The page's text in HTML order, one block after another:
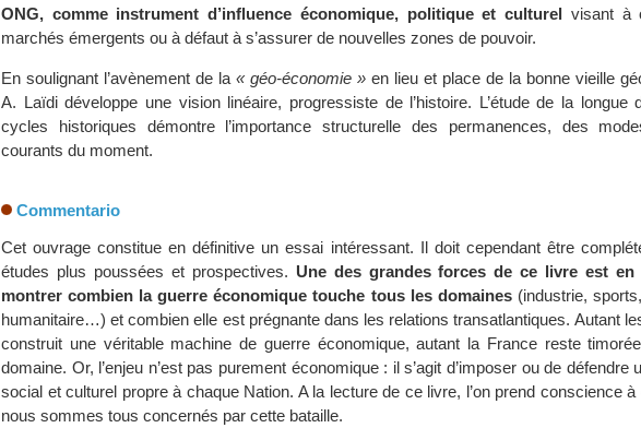
ONG, comme instrument d’influence économique, politique et culturel visant à
marchés émergents ou à défaut à s’assurer de nouvelles zones de pouvoir.
En soulignant l’avènement de la « géo-économie » en lieu et place de la bonne vieille
A. Laïdi développe une vision linéaire, progressiste de l’histoire. L’étude de la longue
cycles historiques démontre l’importance structurelle des permanences, des
courants du moment.
Commentario
Cet ouvrage constitue en définitive un essai intéressant. Il doit cependant être
études plus poussées et prospectives. Une des grandes forces de ce livre est en
montrer combien la guerre économique touche tous les domaines(industrie,
humanitaire…) et combien elle est prégnante dans les relations transatlantiques. Autant
construit une véritable machine de guerre économique, autant la France reste
domaine. Or, l’enjeu n’est pas purement économique : il s’agit d’imposer ou de défendre
social et culturel propre à chaque Nation. A la lecture de ce livre, l’on prend conscience à
nous sommes tous concernés par cette bataille.